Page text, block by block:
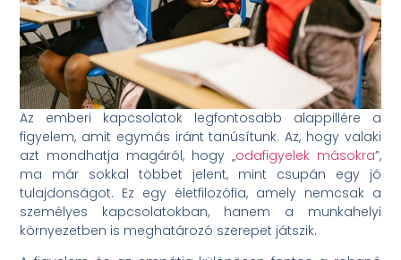
Az emberi kapcsolatok legfontosabb alappillére a
figyelem, amit egymás iránt tanúsítunk. Az, hogy valaki
azt mondhatja magáról, hogy „odafigyelek másokra”,
ma már sokkal többet jelent, mint csupán egy jó
tulajdonságot. Ez egy életfilozófia, amely nemcsak a
személyes kapcsolatokban, hanem a munkahelyi
környezetben is meghatározó szerepet játszik.